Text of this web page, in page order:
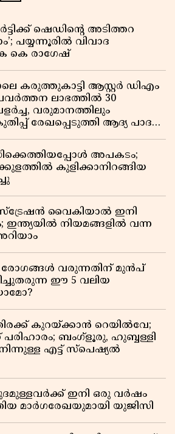
ഷെഡിൻ്റെ അടിത്തറ
പയ്യന്നൂരിൽ വിവാദ
കെ രാഗേഷ്
കരുത്തുകാട്ടി ആസ്റ്റർ ഡിഎം
ലാഭത്തിൽ 30
വരുമാനത്തിലും
രേഖപ്പെടുത്തി ആദ്യ പാദ
അപകടം;
കുളിക്കാനിറങ്ങിയ
വൈകിയാൽ ഇനി
നിയമങ്ങളിൽ വന്ന
വരുന്നതിന് മുൻപ്
ഈ 5 വലിയ
കുറയ്ക്കാൻ റെയിൽവേ;
പരിഹാരം; ബംഗ്ളൂരു, ഹുബ്ബള്ളി
എട്ട് സ്പെഷ്യൽ
ഇനി ഒരു വർഷം
മാർഗരേഖയുമായി യുജിസി